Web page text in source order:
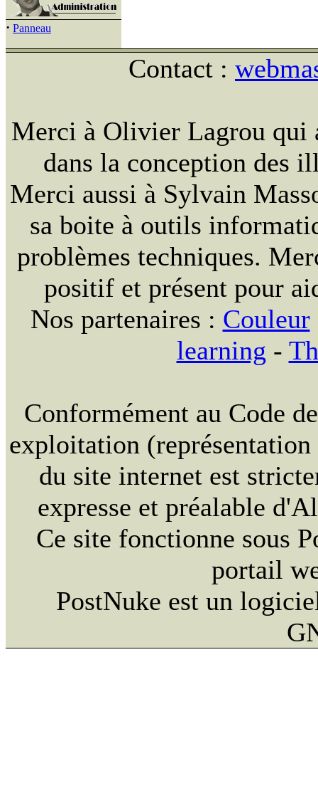
· Panneau
Contact :
Merci à Olivier Lagrou qui
dans la conception des
Merci aussi à Sylvain
sa boite à outils
problèmes techniques.
positif et présent pour
Nos partenaires : Couleur
learning -
Conformément au Code
exploitation
du site internet est
expresse et préalable
Ce site fonctionne sous
portail
PostNuke est un